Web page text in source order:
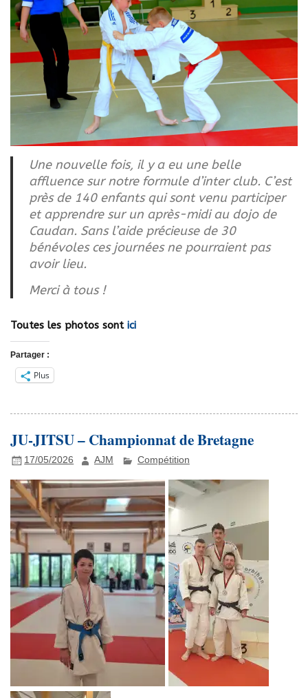
Une nouvelle fois, il y a eu une belle
affluence sur notre formule d’inter club. C’est
près de 140 enfants qui sont venu participer
et apprendre sur un après-midi au dojo de
Caudan. Sans l’aide précieuse de 30
bénévoles ces journées ne pourraient pas
avoir lieu.
Merci à tous !
Toutes les photos sontici
Partager :
Plus
JU-JITSU – Championnat de Bretagne
17/05/2026 AJM Compétition